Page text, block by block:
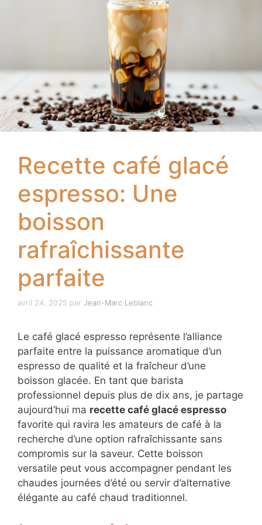
Recette café glacé
espresso: Une
boisson
rafraîchissante
parfaite
avril 24, 2025 par Jean-Marc Leblanc
Le café glacé espresso représente l’alliance
parfaite entre la puissance aromatique d’un
espresso de qualité et la fraîcheur d’une
boisson glacée. En tant que barista
professionnel depuis plus de dix ans, je partage
aujourd’hui ma recette café glacé espresso
favorite qui ravira les amateurs de café à la
recherche d’une option rafraîchissante sans
compromis sur la saveur. Cette boisson
versatile peut vous accompagner pendant les
chaudes journées d’été ou servir d’alternative
élégante au café chaud traditionnel.